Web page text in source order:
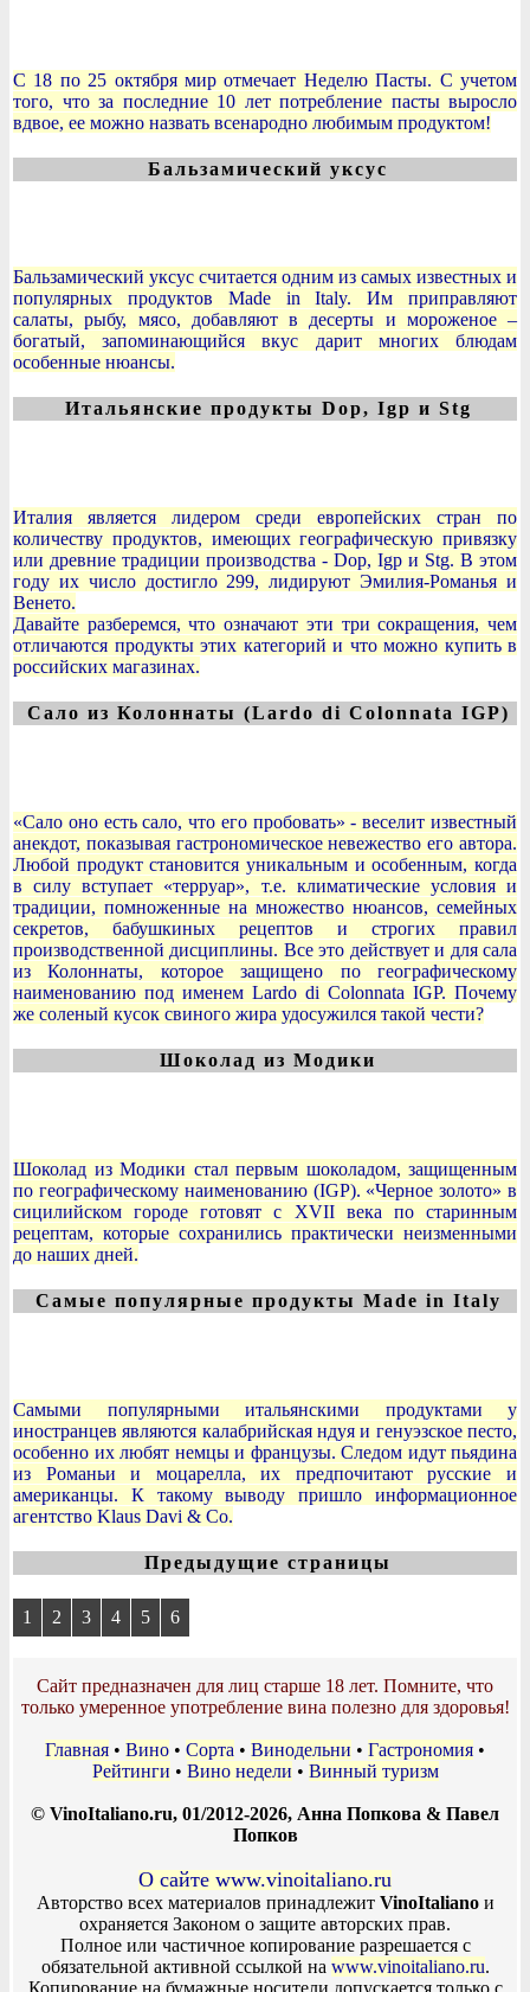
С 18 по 25 октября мир отмечает Неделю Пасты. С учетом
того, что за последние 10 лет потребление пасты выросло
вдвое, ее можно назвать всенародно любимым продуктом!
Бальзамический уксус
Бальзамический уксус считается одним из самых известных и
популярных продуктов Made in Italy. Им приправляют
салаты, рыбу, мясо, добавляют в десерты и мороженое –
богатый, запоминающийся вкус дарит многих блюдам
особенные нюансы.
Итальянские продукты Dop, Igp и Stg
Италия является лидером среди европейских стран по
количеству продуктов, имеющих географическую привязку
или древние традиции производства - Dop, Igp и Stg. В этом
году их число достигло 299, лидируют Эмилия-Романья и
Венето.
Давайте разберемся, что означают эти три сокращения, чем
отличаются продукты этих категорий и что можно купить в
российских магазинах.
Сало из Колоннаты (Lardo di Colonnata IGP)
«Сало оно есть сало, что его пробовать» - веселит известный
анекдот, показывая гастрономическое невежество его автора.
Любой продукт становится уникальным и особенным, когда
в силу вступает «терруар», т.е. климатические условия и
традиции, помноженные на множество нюансов, семейных
секретов, бабушкиных рецептов и строгих правил
производственной дисциплины. Все это действует и для сала
из Колоннаты, которое защищено по географическому
наименованию под именем Lardo di Colonnata IGP. Почему
же соленый кусок свиного жира удосужился такой чести?
Шоколад из Модики
Шоколад из Модики стал первым шоколадом, защищенным
по географическому наименованию (IGP). «Черное золото» в
сицилийском городе готовят с XVII века по старинным
рецептам, которые сохранились практически неизменными
до наших дней.
Самые популярные продукты Made in Italy
Самыми популярными итальянскими продуктами у
иностранцев являются калабрийская ндуя и генуэзское песто,
особенно их любят немцы и французы. Следом идут пьядина
из Романьи и моцарелла, их предпочитают русские и
американцы. К такому выводу пришло информационное
агентство Klaus Davi & Co.
Предыдущие страницы
1 2 3 4 5 6
Сайт предназначен для лиц старше 18 лет. Помните, что
только умеренное употребление вина полезно для здоровья!
Главная • Вино • Сорта • Винодельни • Гастрономия •
Рейтинги • Вино недели • Винный туризм
© VinoItaliano.ru, 01/2012-2026, Анна Попкова & Павел
Попков
О сайте www.vinoitaliano.ru
Авторство всех материалов принадлежит VinoItalianoи
охраняется Законом о защите авторских прав.
Полное или частичное копирование разрешается с
обязательной активной ссылкой на www.vinoitaliano.ru.
Копирование на бумажные носители допускается только с